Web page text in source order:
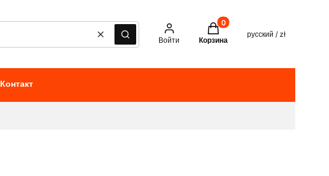
ОчиститьПоиск Войти
Товары в корзине: 0. See
Корзина
русский / zł
Контакт